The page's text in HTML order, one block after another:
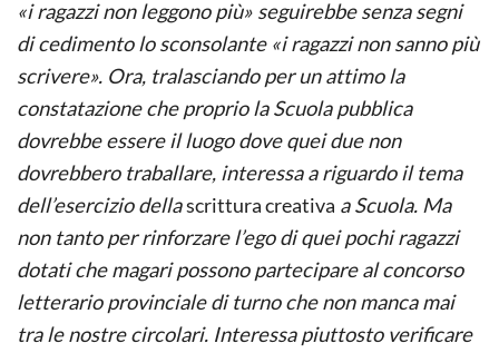
«i ragazzi non leggono più» seguirebbe senza segni
di cedimento lo sconsolante «i ragazzi non sanno più
scrivere». Ora, tralasciando per un attimo la
constatazione che proprio la Scuola pubblica
dovrebbe essere il luogo dove quei due non
dovrebbero traballare, interessa a riguardo il tema
dell’esercizio dellascrittura creativa a Scuola. Ma
non tanto per rinforzare l’ego di quei pochi ragazzi
dotati che magari possono partecipare al concorso
letterario provinciale di turno che non manca mai
tra le nostre circolari. Interessa piuttosto verificare